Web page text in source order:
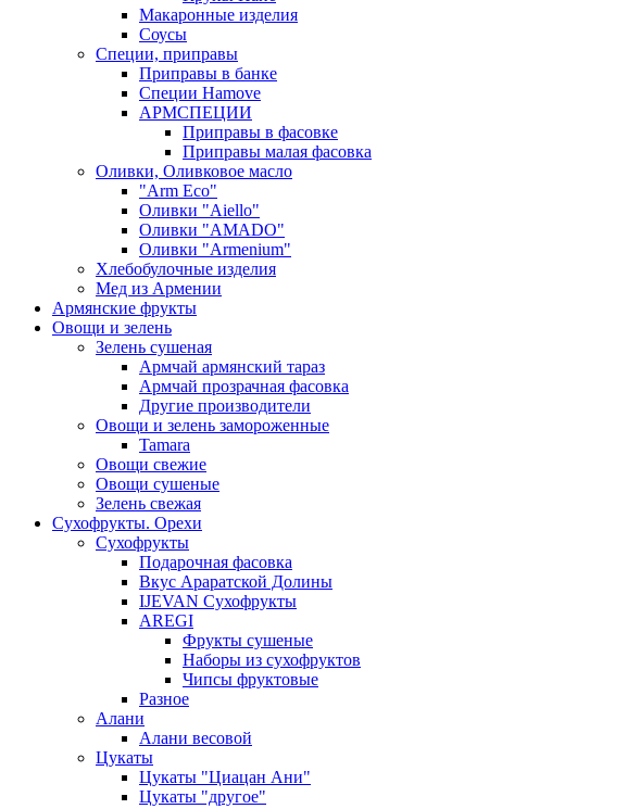
Макаронные изделия
Соусы
Специи, приправы
Приправы в банке
Специи Hamove
АРМСПЕЦИИ
Приправы в фасовке
Приправы малая фасовка
Оливки, Оливковое масло
"Arm Eco"
Оливки "Aiello"
Оливки "AMADO"
Оливки "Armenium"
Хлебобулочные изделия
Мед из Армении
Армянские фрукты
Овощи и зелень
Зелень сушеная
Армчай армянский тараз
Армчай прозрачная фасовка
Другие производители
Овощи и зелень замороженные
Tamara
Овощи свежие
Овощи сушеные
Зелень свежая
Сухофрукты. Орехи
Сухофрукты
Подарочная фасовка
Вкус Араратской Долины
IJEVAN Сухофрукты
AREGI
Фрукты сушеные
Наборы из сухофруктов
Чипсы фруктовые
Разное
Алани
Алани весовой
Цукаты
Цукаты "Циацан Ани"
Цукаты "другое"